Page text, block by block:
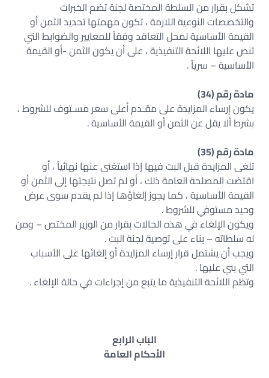
تشكل بقرار من السلطة المختصة لجنة تضم الخبرات
والتخصصات النوعية اللازمة ، تكون مهمتها تحديد الثمن أو
القيمة الأساسية لمحل التعاقد وفقاً للمعايير والضوابط التي
تنص عليها اللائحة التنفيذية ، على أن يكون الثمن -أو القيمة
الأساسية – سرياً .
مادة رقم (34)
يكون إرساء المزايدة على مقـدم أعلى سعر مسـتوف للشروط ،
بشرط ألا يقل عن الثمن أو القيمة الأساسية .
مادة رقم (35)
تلغى المزايدة قبل البت فيها إذا استغنى عنها نهائياً ، أو
اقتضت المصلحة العامة ذلك ، أو لم تصل نتيجتها إلى الثمن أو
القيمة الأساسية ، كما يجوز إلغاؤها إذا لم يقدم سوى عرض
وحيد مستوفي للشروط .
ويكون الإلغاء في هذه الحالات بقرار من الوزير المختص – ومن
له سلطاته – بناء على توصية لجنة البت .
ويجب أن يشتمل قرار إرساء المزايدة أو إلغائها على الأسباب
التي بني عليها .
وتظم اللائحة التنفيذية ما يتبع من إجراءات في حالة الإلغاء .
الباب الرابع
الأحكام العامة